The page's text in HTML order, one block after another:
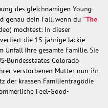
des gleichnamigen Young-
genau dein Fall, wenn du "The
mochtest: In dieser
die 15-jährige Jackie
Unfall ihre gesamte Familie. Sie
Bundesstaates Colorado
verstorbenen Mutter nun ihr
der krassen Familientragödie
Feel-Good-